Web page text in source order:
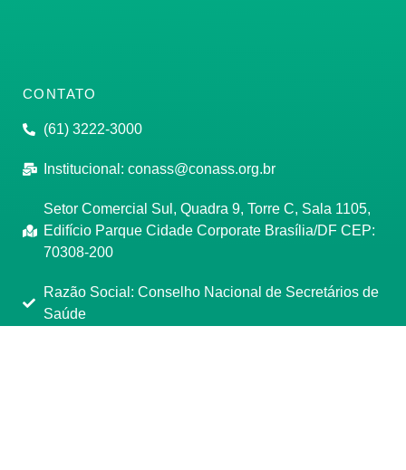
CONTATO
(61) 3222-3000
Institucional: conass@conass.org.br
Setor Comercial Sul, Quadra 9, Torre C, Sala 1105,
Edifício Parque Cidade Corporate Brasília/DF CEP:
70308-200
Razão Social: Conselho Nacional de Secretários de
Saúde